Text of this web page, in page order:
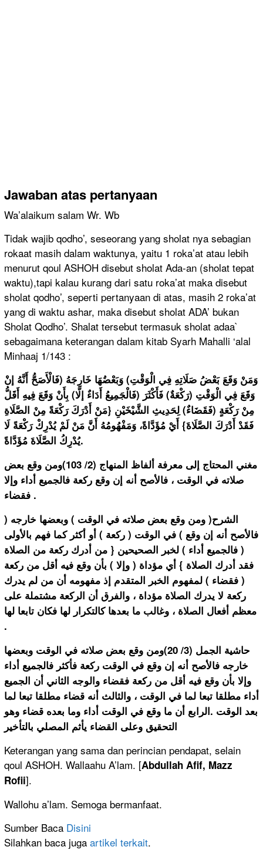
Jawaban atas pertanyaan
Wa’alaikum salam Wr. Wb
Tidak wajib qodho’, seseorang yang sholat nya sebagian
rokaat masih dalam waktunya, yaitu 1 roka’at atau lebih
menurut qoul ASHOH disebut sholat Ada-an (sholat tepat
waktu),tapi kalau kurang dari satu roka’at maka disebut
sholat qodho’, seperti pertanyaan di atas, masih 2 roka’at
yang di waktu ashar, maka disebut sholat ADA’ bukan
Sholat Qodho’. Shalat tersebut termasuk sholat adaa`
sebagaimana keterangan dalam kitab Syarh Mahalli ‘alal
Minhaaj 1/143 :
وَمَنْ وَقَعَ بَعْضُ صَلَاتِهِ فِي الْوَقْتِ) وَبَعْضُهَا خَارِجَهُ (فَالْأَصَحُّ أَنَّهُ إنْ
وَقَعَ فِي الْوَقْتِ (رَكْعَةٌ) فَأَكْثَرَ (فَالْجَمِيعُ أَدَاءٌ إلَّا) بِأَنْ وَقَعَ فِيهِ أَقَلُّ
مِنْ رَكْعَةٍ (فَقَضَاءٌ) لِحَدِيثِ الشَّيْخَيْنِ {مَنْ أَدْرَكَ رَكْعَةً مِنْ الصَّلَاةِ
فَقَدْ أَدْرَكَ الصَّلَاةَ} أَيْ مُؤَدَّاةً، وَمَفْهُومُهُ أَنَّ مَنْ لَمْ يُدْرِكْ رَكْعَةً لَا
يُدْرِكُ الصَّلَاةَ مُؤَدَّاةً.
مغني المحتاج إلى معرفة ألفاظ المنهاج (2/ 103)ومن وقع بعض
صلاته في الوقت ، فالأصح أنه إن وقع ركعة فالجميع أداء وإلا
فقضاء .
الشرح( ومن وقع بعض صلاته في الوقت ) وبعضها خارجه (
فالأصح أنه إن وقع ) في الوقت ( ركعة ) أو أكثر كما فهم بالأولى
( فالجميع أداء ) لخبر الصحيحين { من أدرك ركعة من الصلاة
فقد أدرك الصلاة } أي مؤداة ( وإلا ) بأن وقع فيه أقل من ركعة
( فقضاء ) لمفهوم الخبر المتقدم إذ مفهومه أن من لم يدرك
ركعة لا يدرك الصلاة مؤداة ، والفرق أن الركعة مشتملة على
معظم أفعال الصلاة ، وغالب ما بعدها كالتكرار لها فكان تابعا لها
.
حاشية الجمل (3/ 20)ومن وقع بعض صلاته في الوقت وبعضها
خارجه فالأصح أنه إن وقع في الوقت ركعة فأكثر فالجميع أداء
وإلا بأن وقع فيه أقل من ركعة فقضاء والوجه الثاني أن الجميع
أداء مطلقا تبعا لما في الوقت ، والثالث أنه قضاء مطلقا تبعا لما
بعد الوقت .الرابع أن ما وقع في الوقت أداء وما بعده قضاء وهو
التحقيق وعلى القضاء يأثم المصلي بالتأخير
Keterangan yang sama dan perincian pendapat, selain
qoul ASHOH. Wallaahu A’lam. [Abdullah Afif, Mazz
Rofii].
Wallohu a’lam. Semoga bermanfaat.
Sumber Baca Disini
Silahkan baca juga artikel terkait.